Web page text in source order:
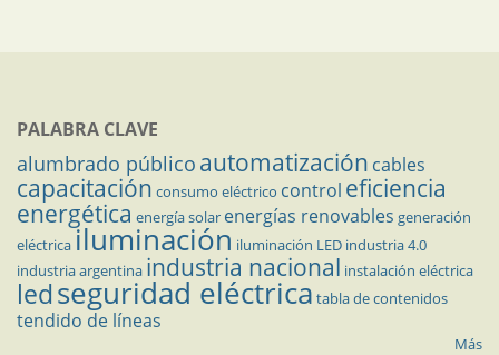
PALABRA CLAVE
alumbrado público automatización cables
capacitación consumo eléctrico control eficiencia
energética energía solar energías renovables generación
eléctricailuminación iluminación LED industria 4.0
industria argentina industria nacional instalación eléctrica
ledseguridad eléctrica tabla de contenidos
tendido de líneas
Más